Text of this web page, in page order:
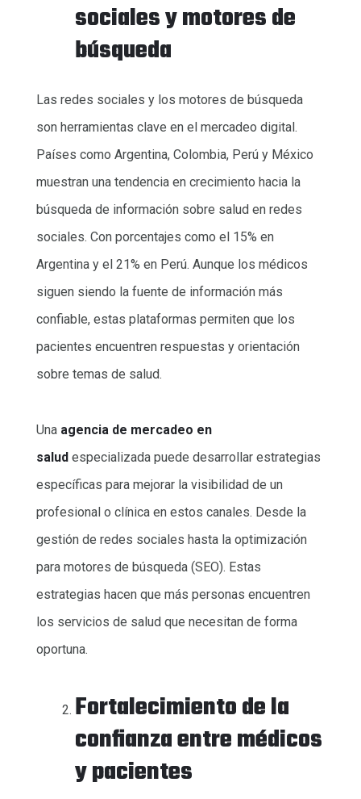
sociales y motores de
búsqueda
Las redes sociales y los motores de búsqueda
son herramientas clave en el mercadeo digital.
Países como Argentina, Colombia, Perú y México
muestran una tendencia en crecimiento hacia la
búsqueda de información sobre salud en redes
sociales. Con porcentajes como el 15% en
Argentina y el 21% en Perú. Aunque los médicos
siguen siendo la fuente de información más
confiable, estas plataformas permiten que los
pacientes encuentren respuestas y orientación
sobre temas de salud.
Una agencia de mercadeo en
salud especializada puede desarrollar estrategias
específicas para mejorar la visibilidad de un
profesional o clínica en estos canales. Desde la
gestión de redes sociales hasta la optimización
para motores de búsqueda (SEO). Estas
estrategias hacen que más personas encuentren
los servicios de salud que necesitan de forma
oportuna.
Fortalecimiento de la
confianza entre médicos
y pacientes